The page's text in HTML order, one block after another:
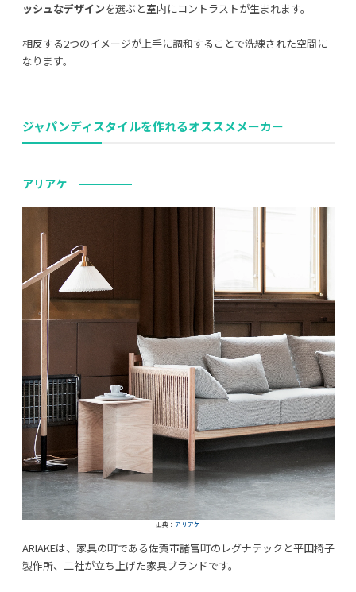
ッシュなデザインを選ぶと室内にコントラストが生まれます。
相反する2つのイメージが上手に調和することで洗練された空間に
なります。
ジャパンディスタイルを作れるオススメメーカー
アリアケ
出典： アリアケ
ARIAKEは、家具の町である佐賀市諸富町のレグナテックと平田椅子
製作所、二社が立ち上げた家具ブランドです。